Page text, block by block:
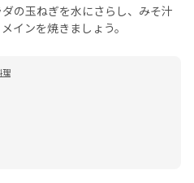
の玉ねぎを水にさらし、みそ汁
インを焼きましょう。
理